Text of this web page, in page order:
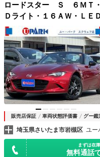
ロードスター Ｓ ６ＭＴ・
Ｄライト・１６ＡＷ・ＬＥ
リアランスソナー・ＢＳＭ
販売店保証 車両状態評価書 グー鑑
埼玉県さいたま市岩槻区 ユ
まずは在
無料通話